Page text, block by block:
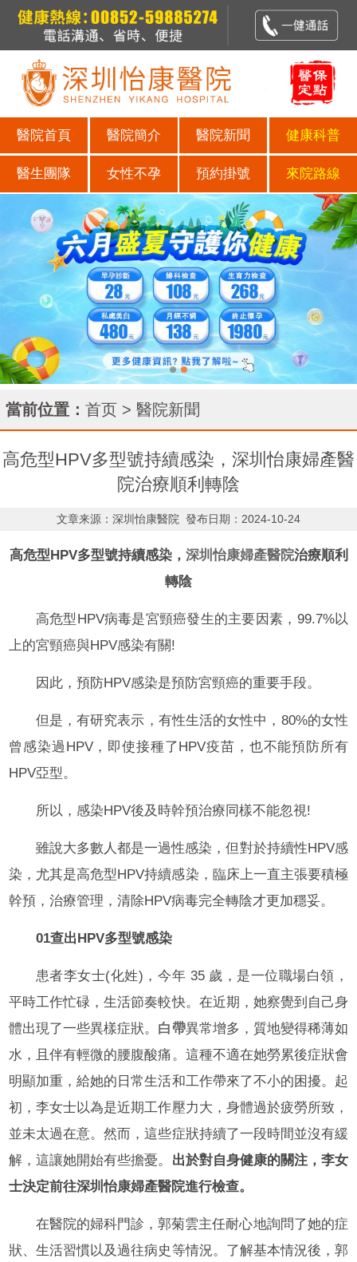
醫院首頁 醫院簡介 醫院新聞 健康科普
醫生團隊 女性不孕 預約掛號 來院路線
當前位置： 首页 > 醫院新聞
高危型HPV多型號持續感染，深圳怡康婦產醫
院治療順利轉陰
文章来源：深圳怡康醫院 發布日期：2024-10-24
高危型HPV多型號持續感染， 深圳怡康婦產醫院治療順利
轉陰
高危型HPV病毒是宮頸癌發生的主要因素，99.7%以
上的宮頸癌與HPV感染有關!
因此，預防HPV感染是預防宮頸癌的重要手段。
但是，有研究表示，有性生活的女性中，80%的女性
曾感染過HPV，即使接種了HPV疫苗，也不能預防所有
HPV亞型。
所以，感染HPV後及時幹預治療同樣不能忽視!
雖說大多數人都是一過性感染，但對於持續性HPV感
染，尤其是高危型HPV持續感染，臨床上一直主張要積極
幹預，治療管理，清除HPV病毒完全轉陰才更加穩妥。
01查出HPV多型號感染
患者李女士(化姓)，今年 35 歲，是一位職場白領，
平時工作忙碌，生活節奏較快。在近期，她察覺到自己身
體出現了一些異樣症狀。 白帶異常增多，質地變得稀薄如
水，且伴有輕微的腰腹酸痛。這種不適在她勞累後症狀會
明顯加重，給她的日常生活和工作帶來了不小的困擾。起
初，李女士以為是近期工作壓力大，身體過於疲勞所致，
並未太過在意。然而，這些症狀持續了一段時間並沒有緩
解，這讓她開始有些擔憂。 出於對自身健康的關注，李女
士決定前往深圳怡康婦產醫院進行檢查。
在醫院的婦科門診，郭菊雲主任耐心地詢問了她的症
狀、生活習慣以及過往病史等情況。了解基本情況後，郭